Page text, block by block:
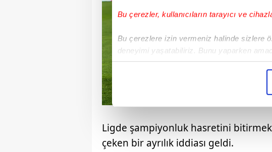
Bu çerezler, kullanıcıların tarayıcı ve
Bu çerezlere izin vermeniz halinde sizlere
deneyimi yaşatabiliriz. Bunu yaparken
içerikleri sunabilmek adına elimizden
Sizlere daha iyi bir hizmet sunabilmek için
çerezler vasıtasıyla çeşitli kişisel
amacıyla kullanılmaktadır. Diğer çerezler,
Ligde şampiyonluk hasretini
çeken bir ayrılık iddiası geldi.